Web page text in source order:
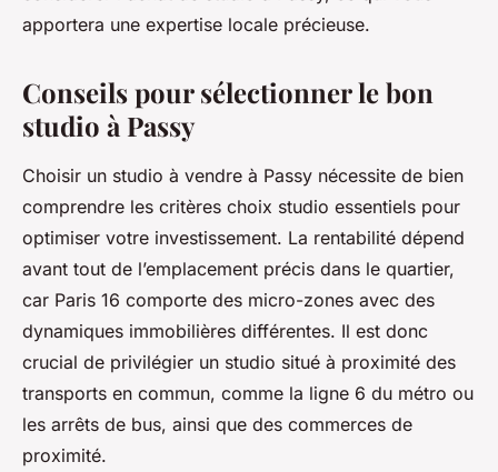
apportera une expertise locale précieuse.
Conseils pour sélectionner le bon
studio à Passy
Choisir un studio à vendre à Passy nécessite de bien
comprendre les critères choix studio essentiels pour
optimiser votre investissement. La rentabilité dépend
avant tout de l’emplacement précis dans le quartier,
car Paris 16 comporte des micro-zones avec des
dynamiques immobilières différentes. Il est donc
crucial de privilégier un studio situé à proximité des
transports en commun, comme la ligne 6 du métro ou
les arrêts de bus, ainsi que des commerces de
proximité.